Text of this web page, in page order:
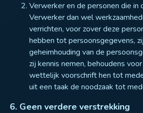
Verwerker en de personen die in
Verwerker dan wel
verrichten, voor zover deze
hebben tot persoonsgegevens,
geheimhouding van de
zij kennis nemen, behoudens
wettelijk voorschrift hen tot
uit een taak de noodzaak tot
6. Geen verdere verstrekking